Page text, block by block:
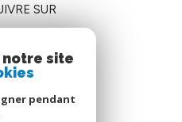
SUR
notre site
pendant